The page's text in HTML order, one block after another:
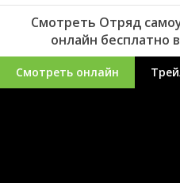
Смотреть Отряд
онлайн бесплатно
Смотреть онлайн